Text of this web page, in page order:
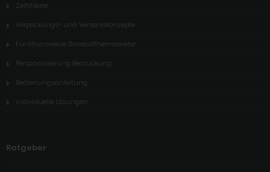
Zertifikate
Verpackungs- und Versandkonzepte
Funktionsweise Bimetallthermometer
Personalisierung Bedruckung
Bedienungsanleitung
individuelle Lösungen
Ratgeber